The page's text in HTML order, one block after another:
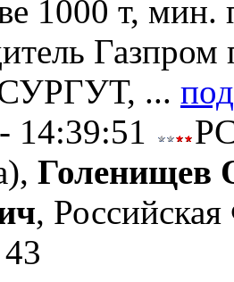
1000 т, мин.
Газпром
...
14:39:51
Голенищев
,